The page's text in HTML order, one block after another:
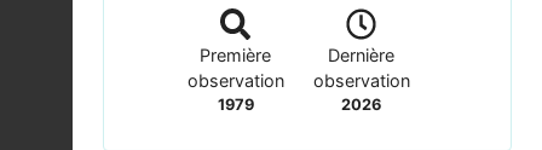
Première
observation
1979
Dernière
observation
2026